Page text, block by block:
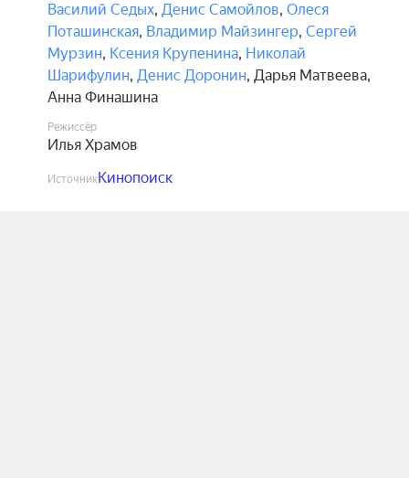
Василий Седых, Денис Самойлов, Олеся
Поташинская, Владимир Майзингер, Сергей
Мурзин, Ксения Крупенина, Николай
Шарифулин, Денис Доронин, Дарья Матвеева,
Анна Финашина
Режиссёр
Илья Храмов
ИсточникКинопоиск